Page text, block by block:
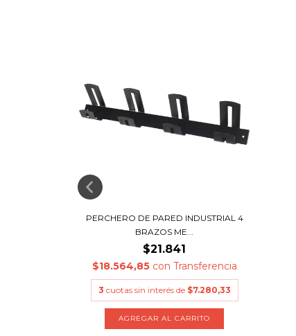
PERCHERO DE PARED INDUSTRIAL 4
BRAZOS ME...
$21.841
$18.564,85 con Transferencia
3 cuotas sin interés de $7.280,33
AGREGAR AL CARRITO